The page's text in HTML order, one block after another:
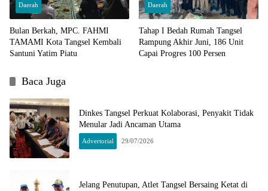
Daerah
Bulan Berkah, MPC. FAHMI
TAMAMI Kota Tangsel Kembali
Santuni Yatim Piatu
Daerah
Tahap I Bedah Rumah Tangsel
Rampung Akhir Juni, 186 Unit
Capai Progres 100 Persen
Baca Juga
Dinkes Tangsel Perkuat Kolaborasi, Penyakit Tidak
Menular Jadi Ancaman Utama
Advertorial 29/07/2026
Jelang Penutupan, Atlet Tangsel Bersaing Ketat di